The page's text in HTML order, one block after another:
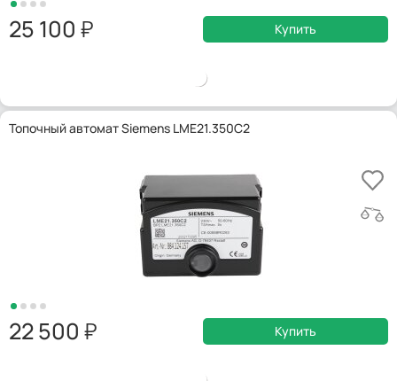
25 100 Купить
Топочный автомат Siemens LME21.350C2
22 500 Купить